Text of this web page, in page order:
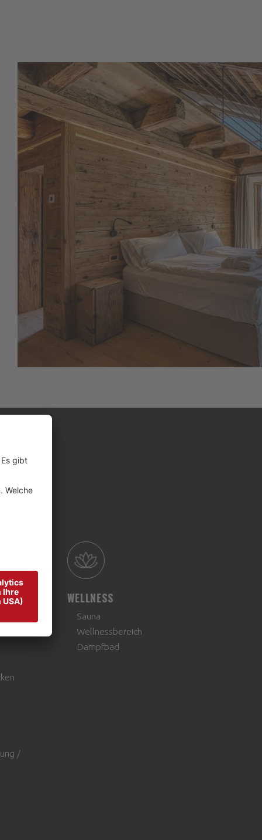
/
WELLNESS
Sauna
Wellnessbereich
Dampfbad